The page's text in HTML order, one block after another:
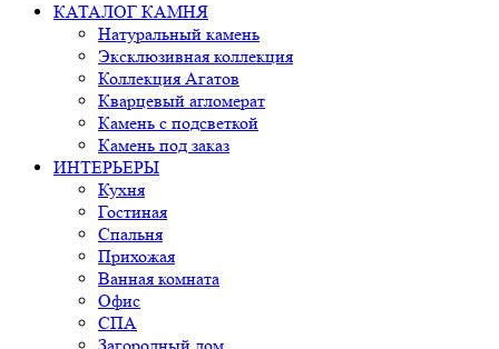
КАТАЛОГ КАМНЯ
Натуральный камень
Эксклюзивная коллекция
Коллекция Агатов
Кварцевый агломерат
Камень с подсветкой
Камень под заказ
ИНТЕРЬЕРЫ
Кухня
Гостиная
Спальня
Прихожая
Ванная комната
Офис
СПА